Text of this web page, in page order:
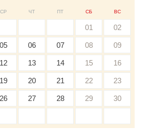
СР ЧТ ПТ СБ ВС
01 02
05 06 07 08 09
12 13 14 15 16
19 20 21 22 23
26 27 28 29 30